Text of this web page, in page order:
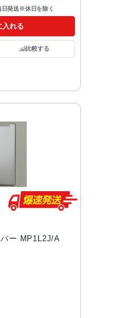
発送※休日を除く
入れる
比較する
ー MP1L2J/A